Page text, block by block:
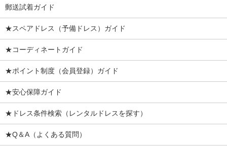
郵送試着ガイド
★スペアドレス（予備ドレス）ガイド
★コーディネートガイド
★ポイント制度（会員登録）ガイド
★安心保障ガイド
★ドレス条件検索（レンタルドレスを探す）
★Q＆A（よくある質問）